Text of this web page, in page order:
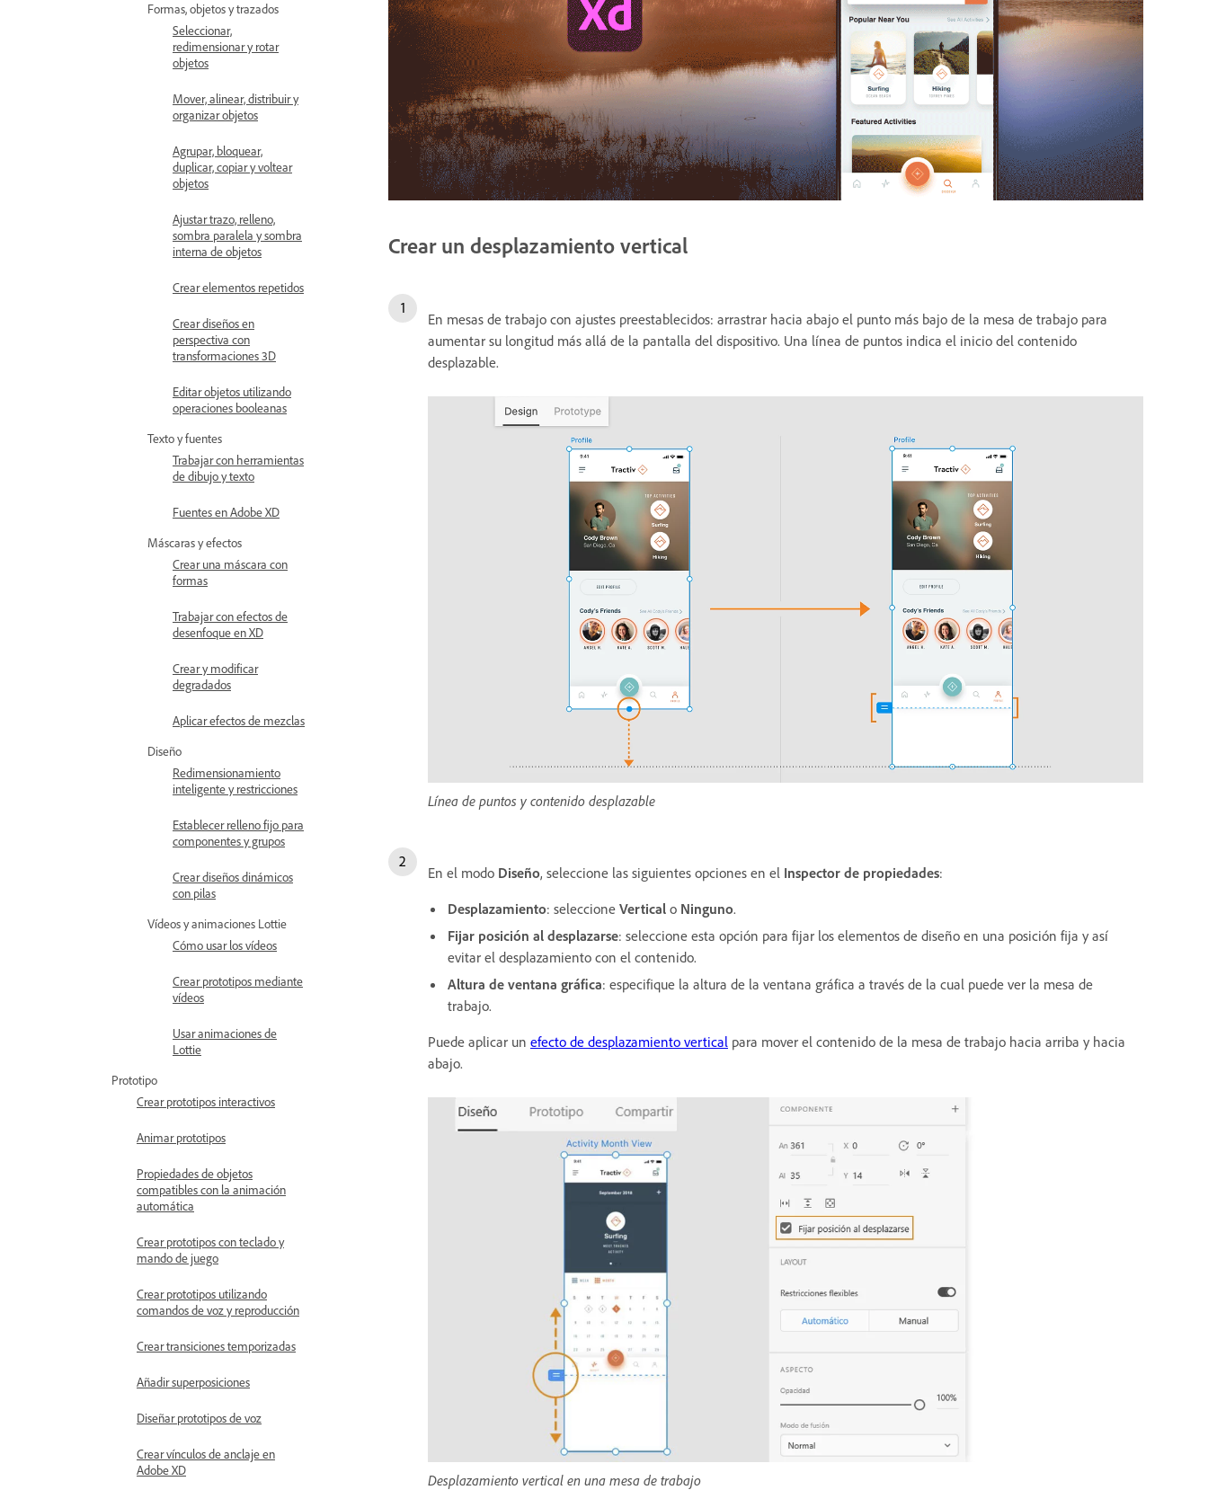
Formas, objetos y trazados
Seleccionar,
redimensionar y rotar
objetos
Mover, alinear, distribuir y
organizar objetos
Agrupar, bloquear,
duplicar, copiar y voltear
objetos
Ajustar trazo, relleno,
sombra paralela y sombra
interna de objetos
Crear elementos repetidos
Crear diseños en
perspectiva con
transformaciones 3D
Editar objetos utilizando
operaciones booleanas
Texto y fuentes
Trabajar con herramientas
de dibujo y texto
Fuentes en Adobe XD
Máscaras y efectos
Crear una máscara con
formas
Trabajar con efectos de
desenfoque en XD
Crear y modificar
degradados
Aplicar efectos de mezclas
Diseño
Redimensionamiento
inteligente y restricciones
Establecer relleno fijo para
componentes y grupos
Crear diseños dinámicos
con pilas
Vídeos y animaciones Lottie
Cómo usar los vídeos
Crear prototipos mediante
vídeos
Usar animaciones de
Lottie
Prototipo
Crear prototipos interactivos
Animar prototipos
Propiedades de objetos
compatibles con la animación
automática
Crear prototipos con teclado y
mando de juego
Crear prototipos utilizando
comandos de voz y reproducción
Crear transiciones temporizadas
Añadir superposiciones
Diseñar prototipos de voz
Crear vínculos de anclaje en
Adobe XD
Crear un desplazamiento vertical
En mesas de trabajo con ajustes preestablecidos: arrastrar hacia abajo el punto más bajo de la mesa de trabajo para
aumentar su longitud más allá de la pantalla del dispositivo. Una línea de puntos indica el inicio del contenido
desplazable.
Línea de puntos y contenido desplazable
En el modo Diseño, seleccione las siguientes opciones en el Inspector de propiedades:
Desplazamiento: seleccione Vertical o Ninguno.
Fijar posición al desplazarse: seleccione esta opción para fijar los elementos de diseño en una posición fija y así
evitar el desplazamiento con el contenido.
Altura de ventana gráfica: especifique la altura de la ventana gráfica a través de la cual puede ver la mesa de
trabajo.
Puede aplicar un efecto de desplazamiento vertical para mover el contenido de la mesa de trabajo hacia arriba y hacia
abajo.
Desplazamiento vertical en una mesa de trabajo